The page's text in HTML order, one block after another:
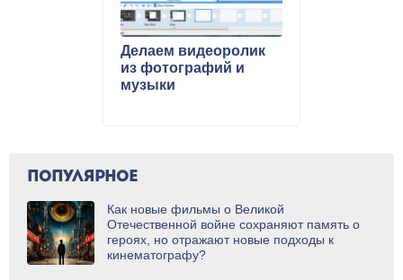
Делаем видеоролик
из фотографий и
музыки
ПОПУЛЯРНОЕ
Как новые фильмы о Великой
Отечественной войне сохраняют память о
героях, но отражают новые подходы к
кинематографу?